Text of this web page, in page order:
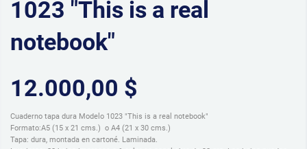
1023 "This is a real
notebook"
12.000,00 $
Cuaderno tapa dura Modelo 1023 "This is a real notebook"
Formato:A5 (15 x 21 cms.) o A4 (21 x 30 cms.)
Tapa: dura, montada en cartoné. Laminada.